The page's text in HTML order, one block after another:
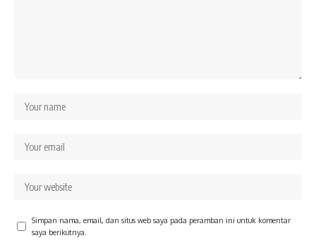
Simpan nama, email, dan situs web saya pada peramban ini untuk komentar
saya berikutnya.